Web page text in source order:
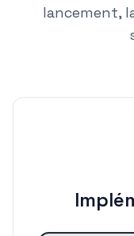
lancement,